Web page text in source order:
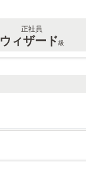
正社員
ウィザード級